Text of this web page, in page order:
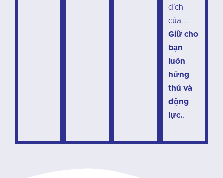
đích
của...
Giữ cho
bạn
luôn
hứng
thú và
động
lực..